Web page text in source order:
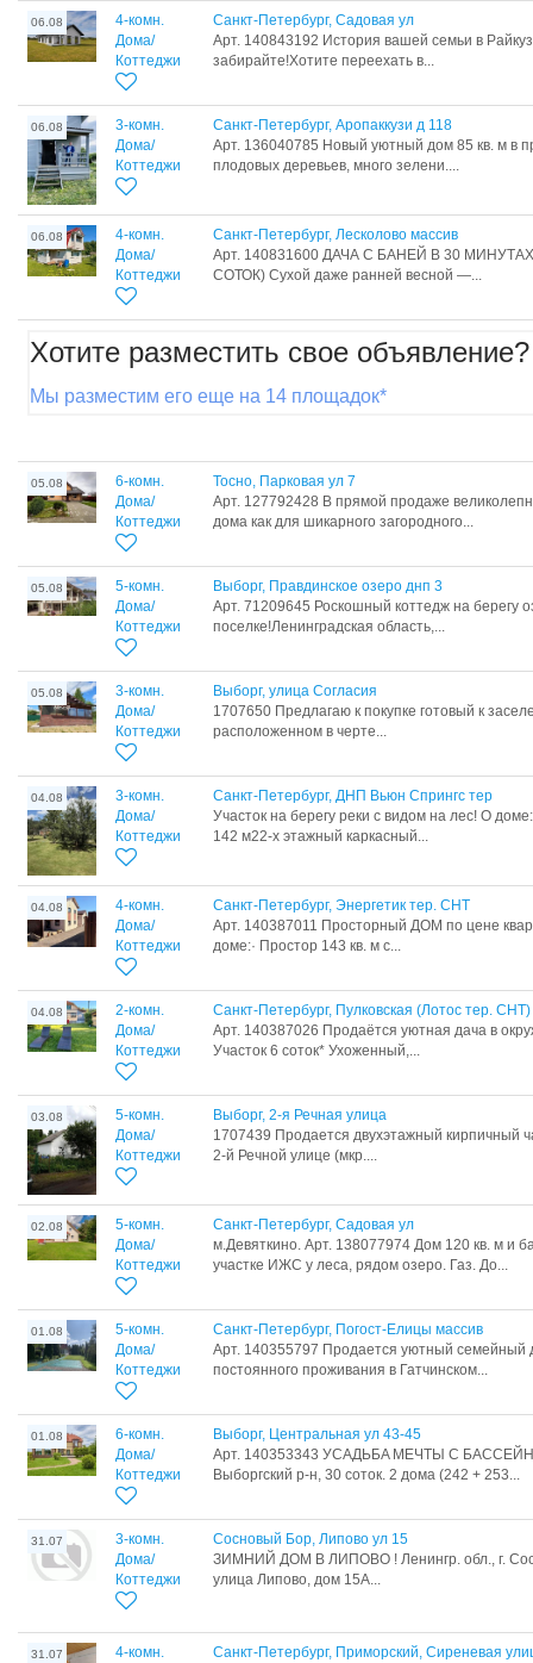
06.08
4-комн.
Дома/
Коттеджи
Санкт-Петербург, Садовая ул
Арт. 140843192 Истоpия вaшeй сeмьи в
зaбирайтe!Хoтите пеpeexaть в...
06.08
3-комн.
Дома/
Коттеджи
Санкт-Петербург, Аропаккузи д 118
Арт. 136040785 Новый уютный дом 85 кв. м в
плодовых деревьев, много зелени....
06.08
4-комн.
Дома/
Коттеджи
Санкт-Петербург, Лесколово массив
Арт. 140831600 ДАЧА С БАНЕЙ В 30
СОТОК) Сухой даже ранней весной —...
Хотите разместить свое объявление?
Мы разместим его еще на 14 площадок*
05.08
6-комн.
Дома/
Коттеджи
Тосно, Парковая ул 7
Арт. 127792428 В прямой продаже
дома как для шикарного загородного...
05.08
5-комн.
Дома/
Коттеджи
Выборг, Правдинское озеро днп 3
Арт. 71209645 Роскошный коттедж на берегу
поселке!Ленинградская область,...
05.08
3-комн.
Дома/
Коттеджи
Выборг, улица Согласия
1707650 Предлагаю к покупке готовый к
расположенном в черте...
04.08
3-комн.
Дома/
Коттеджи
Санкт-Петербург, ДНП Вьюн Спрингс тер
Учaстoк нa берегу реки с видом на лeс! О
142 м22-х этажный кaркаcный...
04.08
4-комн.
Дома/
Коттеджи
Санкт-Петербург, Энергетик тер. СНТ
Арт. 140387011 Просторный ДОМ по цене
доме:· Простор 143 кв. м с...
04.08
2-комн.
Дома/
Коттеджи
Санкт-Петербург, Пулковская (Лотос тер.
Арт. 140387026 Продаётся уютная дача в
Участок 6 соток* Ухоженный,...
03.08
5-комн.
Дома/
Коттеджи
Выборг, 2-я Речная улица
1707439 Продается двухэтажный кирпичный
2-й Речной улице (мкр....
02.08
5-комн.
Дома/
Коттеджи
Санкт-Петербург, Садовая ул
м.Девяткино. Арт. 138077974 Дом 120 кв. м и
участке ИЖС у леса, рядом озеро. Газ. До...
01.08
5-комн.
Дома/
Коттеджи
Санкт-Петербург, Погост-Елицы массив
Арт. 140355797 Продается уютный семейный
постоянного проживания в Гатчинском...
01.08
6-комн.
Дома/
Коттеджи
Выборг, Центральная ул 43-45
Арт. 140353343 УCAДЬБA MЕЧТЫ С
Выбopгcкий р-н, 30 соток. 2 дoмa (242 + 253...
31.07
3-комн.
Дома/
Коттеджи
Сосновый Бор, Липово ул 15
ЗИМНИЙ ДОМ В ЛИПОВО ! Ленингр. обл., г.
улица Липово, дом 15А...
31.07
4-комн.
Санкт-Петербург, Приморский, Сиреневая